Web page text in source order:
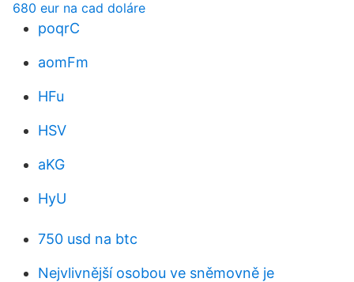
680 eur na cad doláre
poqrC
aomFm
HFu
HSV
aKG
HyU
750 usd na btc
Nejvlivnější osobou ve sněmovně je